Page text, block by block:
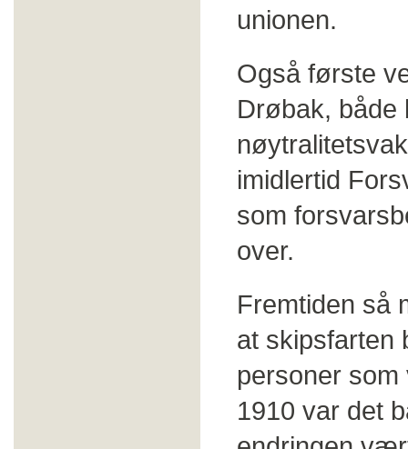
unionen.
Også første
Drøbak, både
imidlertid
som
over.
Fremtiden så
at skipsfarten
personer
1910 var det